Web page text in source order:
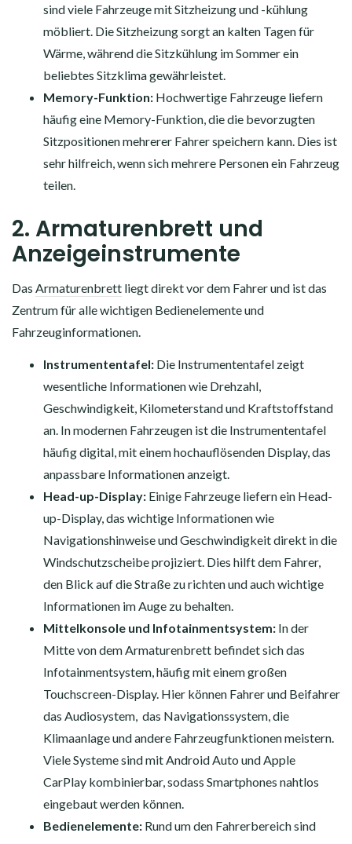
sind viele Fahrzeuge mit Sitzheizung und -kühlung
möbliert. Die Sitzheizung sorgt an kalten Tagen für
Wärme, während die Sitzkühlung im Sommer ein
beliebtes Sitzklima gewährleistet.
Memory-Funktion: Hochwertige Fahrzeuge liefern
häufig eine Memory-Funktion, die die bevorzugten
Sitzpositionen mehrerer Fahrer speichern kann. Dies ist
sehr hilfreich, wenn sich mehrere Personen ein Fahrzeug
teilen.
2. Armaturenbrett und
Anzeigeinstrumente
Das Armaturenbrett liegt direkt vor dem Fahrer und ist das
Zentrum für alle wichtigen Bedienelemente und
Fahrzeuginformationen.
Instrumententafel: Die Instrumententafel zeigt
wesentliche Informationen wie Drehzahl,
Geschwindigkeit, Kilometerstand und Kraftstoffstand
an. In modernen Fahrzeugen ist die Instrumententafel
häufig digital, mit einem hochauflösenden Display, das
anpassbare Informationen anzeigt.
Head-up-Display: Einige Fahrzeuge liefern ein Head-
up-Display, das wichtige Informationen wie
Navigationshinweise und Geschwindigkeit direkt in die
Windschutzscheibe projiziert. Dies hilft dem Fahrer,
den Blick auf die Straße zu richten und auch wichtige
Informationen im Auge zu behalten.
Mittelkonsole und Infotainmentsystem: In der
Mitte von dem Armaturenbrett befindet sich das
Infotainmentsystem, häufig mit einem großen
Touchscreen-Display. Hier können Fahrer und Beifahrer
das Audiosystem, das Navigationssystem, die
Klimaanlage und andere Fahrzeugfunktionen meistern.
Viele Systeme sind mit Android Auto und Apple
CarPlay kombinierbar, sodass Smartphones nahtlos
eingebaut werden können.
Bedienelemente: Rund um den Fahrerbereich sind